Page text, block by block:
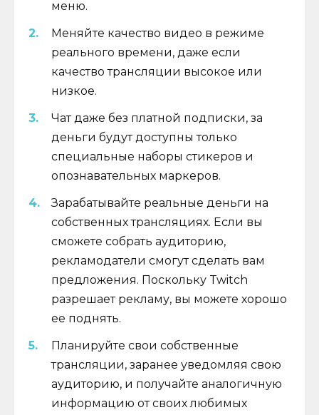
меню.
Меняйте качество видео в режиме
реального времени, даже если
качество трансляции высокое или
низкое.
Чат даже без платной подписки, за
деньги будут доступны только
специальные наборы стикеров и
опознавательных маркеров.
Зарабатывайте реальные деньги на
собственных трансляциях. Если вы
сможете собрать аудиторию,
рекламодатели смогут сделать вам
предложения. Поскольку Twitch
разрешает рекламу, вы можете хорошо
ее поднять.
Планируйте свои собственные
трансляции, заранее уведомляя свою
аудиторию, и получайте аналогичную
информацию от своих любимых